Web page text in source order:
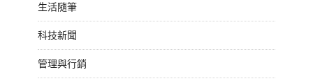
生活隨筆
科技新聞
管理與行銷